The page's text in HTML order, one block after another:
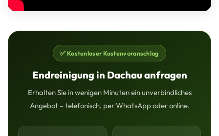
✅ Kostenloser Kostenvoranschlag
Endreinigung in Dachau anfragen
Erhalten Sie in wenigen Minuten ein unverbindliches
Angebot – telefonisch, per WhatsApp oder online.